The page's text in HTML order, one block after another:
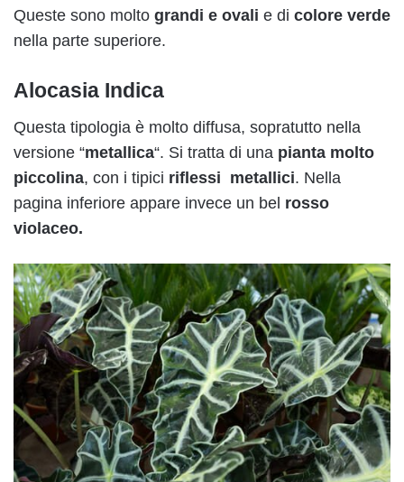
Queste sono molto grandi e ovali e di colore verde
nella parte superiore.
Alocasia Indica
Questa tipologia è molto diffusa, sopratutto nella
versione “metallica“. Si tratta di una pianta molto
piccolina, con i tipici riflessi metallici. Nella
pagina inferiore appare invece un bel rosso
violaceo.